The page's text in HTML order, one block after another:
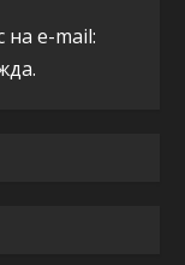
на e-mail: